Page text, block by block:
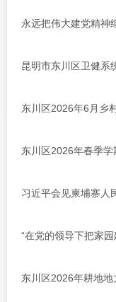
永远把伟大建党精
昆明市东川区卫健系
东川区2026年6月乡
东川区2026年春季学
习近平会见柬埔寨人
“在党的领导下把家
东川区2026年耕地